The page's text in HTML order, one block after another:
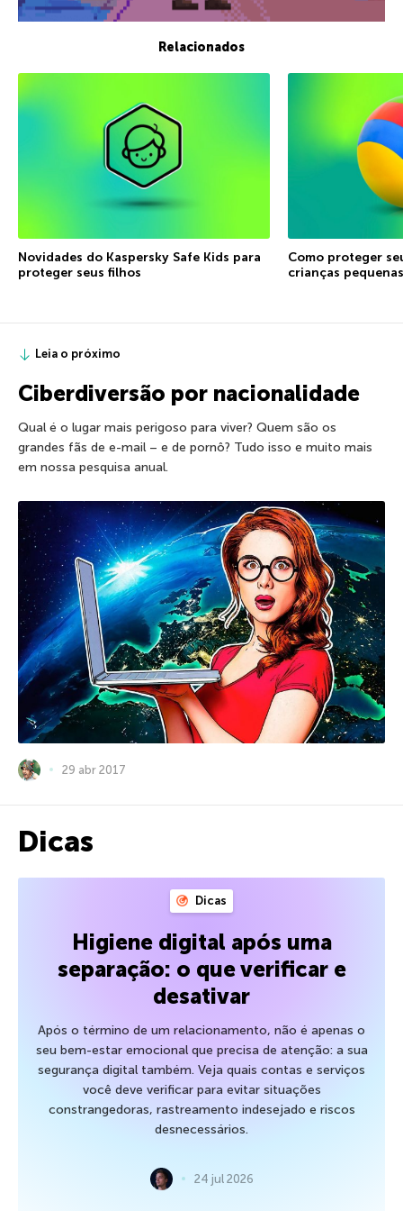
Relacionados
Novidades do Kaspersky Safe Kids para
proteger seus filhos
Como proteger
crianças pequenas
Leia o próximo
Ciberdiversão por nacionalidade
Qual é o lugar mais perigoso para viver? Quem são os
grandes fãs de e-mail – e de pornô? Tudo isso e muito mais
em nossa pesquisa anual.
29 abr 2017
Dicas
Dicas
Higiene digital após uma
separação: o que verificar e
desativar
Após o término de um relacionamento, não é apenas o
seu bem-estar emocional que precisa de atenção: a sua
segurança digital também. Veja quais contas e serviços
você deve verificar para evitar situações
constrangedoras, rastreamento indesejado e riscos
desnecessários.
24 jul 2026